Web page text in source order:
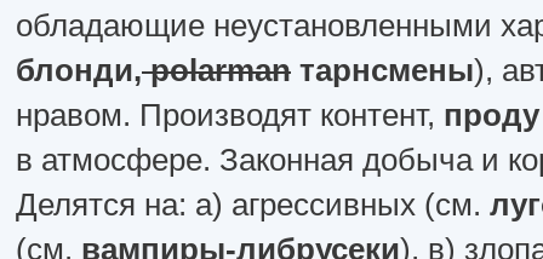
обладающие неустановленными
блонди,polarman тарнсмены),
нравом. Производят контент, проду
в атмосфере. Законная добыча и
Делятся на: а) агрессивных (см.
(см. вампиры-либрусеки), в)